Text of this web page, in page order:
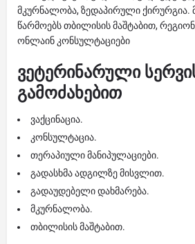
მკურნალობა, ზედაპირული ქირურგია.
წარმოებს თბილისის მაშტაბით,
ონლაინ კონსულტაციები
ვეტერინარული
გამოძახებით
ვაქცინაცია.
კონსულტაცია.
თერაპიული მანიპულაციები.
გადასხმა ადგილზე მისვლით.
გადაუდებელი დახმარება.
მკურნალობა.
თბილისის მაშტაბით.